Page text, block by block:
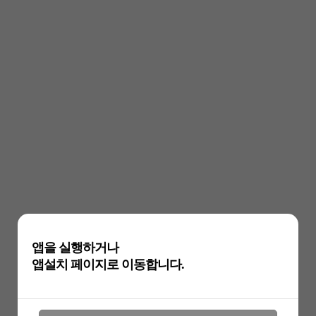
앱을 실행하거나
앱설치 페이지로 이동합니다.